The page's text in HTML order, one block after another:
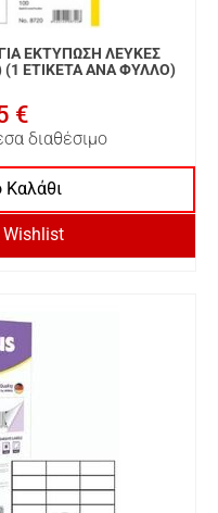
ΓΙΑ ΕΚΤΥΠΩΣΗ ΛΕΥΚΕΣ
(1 ΕΤΙΚΕΤΑ ΑΝΑ ΦΥΛΛΟ)
€
διαθέσιμο
Καλάθι
Wishlist